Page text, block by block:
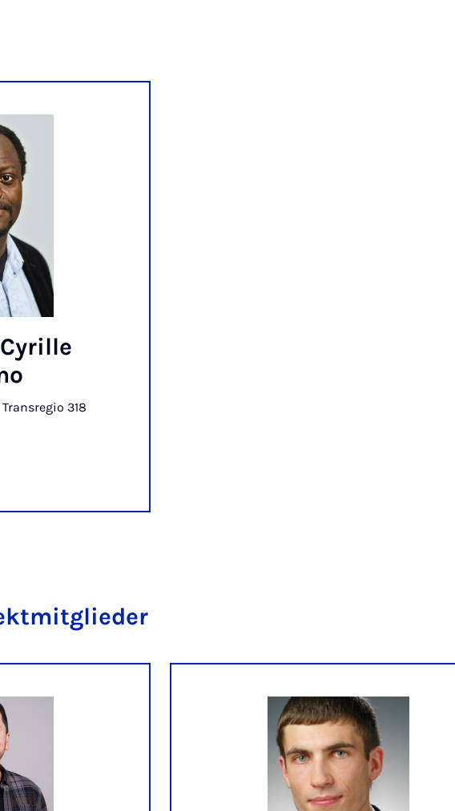
318